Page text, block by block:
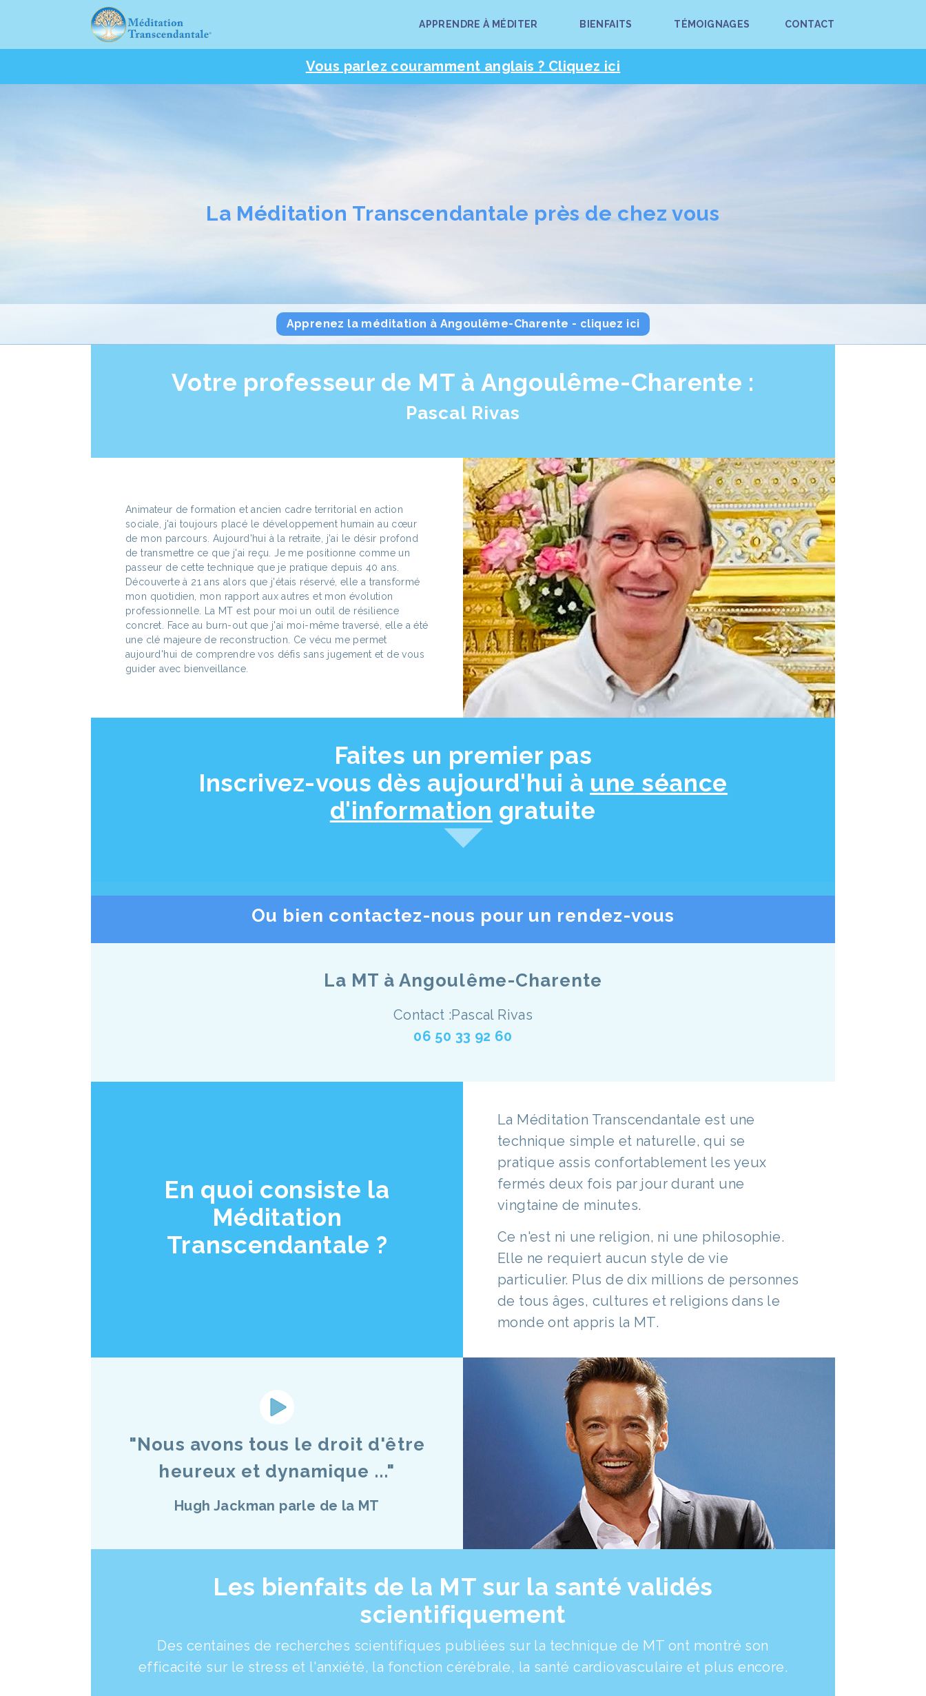
APPRENDRE À MÉDITER BIENFAITS TÉMOIGNAGES CONTACT
Vous parlez couramment anglais ? Cliquez ici
La Méditation Transcendantale près de chez vous
Apprenez la méditation à Angoulême-Charente - cliquez ici
Votre professeur de MT à Angoulême-Charente :
Pascal Rivas
Animateur de formation et ancien cadre territorial en action
sociale, j'ai toujours placé le développement humain au cœur
de mon parcours. Aujourd'hui à la retraite, j'ai le désir profond
de transmettre ce que j'ai reçu. Je me positionne comme un
passeur de cette technique que je pratique depuis 40 ans.
Découverte à 21 ans alors que j'étais réservé, elle a transformé
mon quotidien, mon rapport aux autres et mon évolution
professionnelle. La MT est pour moi un outil de résilience
concret. Face au burn-out que j'ai moi-même traversé, elle a été
une clé majeure de reconstruction. Ce vécu me permet
aujourd'hui de comprendre vos défis sans jugement et de vous
guider avec bienveillance.
Faites un premier pas
Inscrivez-vous dès aujourd'hui à une séance
d'information gratuite
Ou bien contactez-nous pour un rendez-vous
La MT à Angoulême-Charente
Contact :Pascal Rivas
06 50 33 92 60
En quoi consiste la
Méditation
Transcendantale ?
La Méditation Transcendantale est une
technique simple et naturelle, qui se
pratique assis confortablement les yeux
fermés deux fois par jour durant une
vingtaine de minutes.
Ce n'est ni une religion, ni une philosophie.
Elle ne requiert aucun style de vie
particulier. Plus de dix millions de personnes
de tous âges, cultures et religions dans le
monde ont appris la MT.
"Nous avons tous le droit d'être
heureux et dynamique ..."
Hugh Jackman parle de la MT
Les bienfaits de la MT sur la santé validés
scientifiquement
Des centaines de recherches scientifiques publiées sur la technique de MT ont montré son
efficacité sur le stress et l'anxiété, la fonction cérébrale, la santé cardiovasculaire et plus encore.